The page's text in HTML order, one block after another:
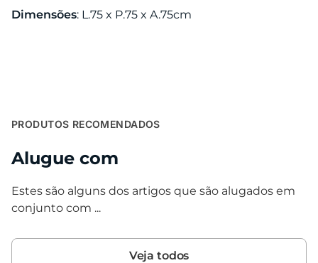
Dimensões: L.75 x P.75 x A.75cm
PRODUTOS RECOMENDADOS
Alugue com
Estes são alguns dos artigos que são alugados em
conjunto com ...
Veja todos